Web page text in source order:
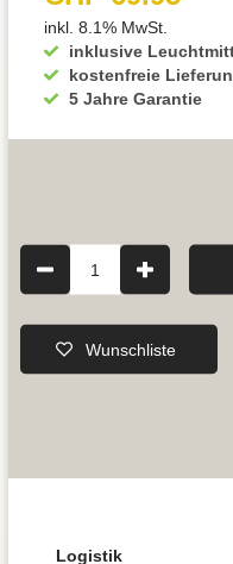
inklusive
kostenfreie
5 Jahre Garantie
inkl. 8.1% MwSt.
1
Wunschliste
Logistik